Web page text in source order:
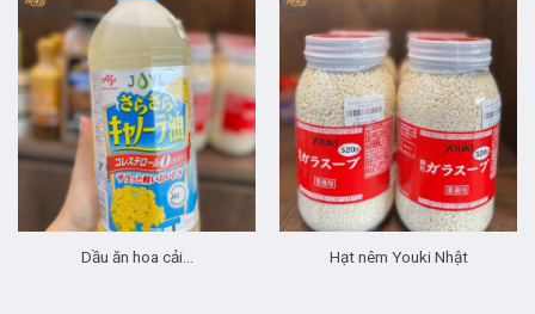
Dầu ăn hoa cải… Hạt nêm Youki Nhật